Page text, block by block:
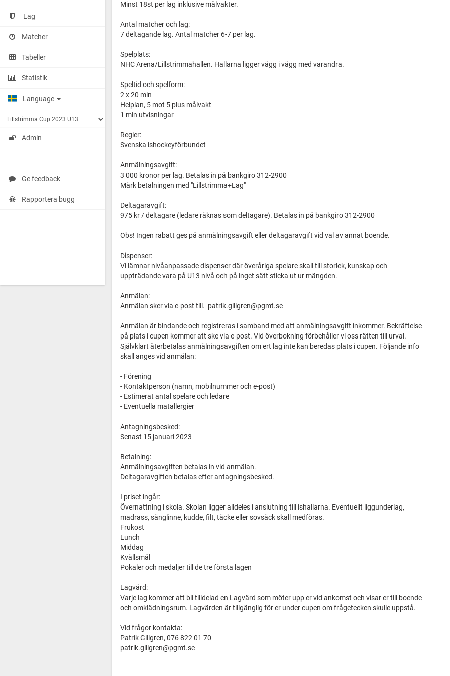
Lag
Matcher
Tabeller
Statistik
Language
Admin
Ge feedback
Rapportera bugg
Minst 18st per lag inklusive målvakter.
Antal matcher och lag:
7 deltagande lag. Antal matcher 6-7 per lag.
Spelplats:
NHC Arena/Lillstrimmahallen. Hallarna ligger vägg i vägg med varandra.
Speltid och spelform:
2 x 20 min
Helplan, 5 mot 5 plus målvakt
1 min utvisningar
Regler:
Svenska ishockeyförbundet
Anmälningsavgift:
3 000 kronor per lag. Betalas in på bankgiro 312-2900
Märk betalningen med "Lillstrimma+Lag"
Deltagaravgift:
975 kr / deltagare (ledare räknas som deltagare). Betalas in på bankgiro 312-2900
Obs! Ingen rabatt ges på anmälningsavgift eller deltagaravgift vid val av annat boende.
Dispenser:
Vi lämnar nivåanpassade dispenser där överåriga spelare skall till storlek, kunskap och
uppträdande vara på U13 nivå och på inget sätt sticka ut ur mängden.
Anmälan:
Anmälan sker via e-post till. patrik.gillgren@pgmt.se
Anmälan är bindande och registreras i samband med att anmälningsavgift inkommer. Bekräftelse
på plats i cupen kommer att ske via e-post. Vid överbokning förbehåller vi oss rätten till urval.
Självklart återbetalas anmälningsavgiften om ert lag inte kan beredas plats i cupen. Följande info
skall anges vid anmälan:
- Förening
- Kontaktperson (namn, mobilnummer och e-post)
- Estimerat antal spelare och ledare
- Eventuella matallergier
Antagningsbesked:
Senast 15 januari 2023
Betalning:
Anmälningsavgiften betalas in vid anmälan.
Deltagaravgiften betalas efter antagningsbesked.
I priset ingår:
Övernattning i skola. Skolan ligger alldeles i anslutning till ishallarna. Eventuellt liggunderlag,
madrass, sänglinne, kudde, filt, täcke eller sovsäck skall medföras.
Frukost
Lunch
Middag
Kvällsmål
Pokaler och medaljer till de tre första lagen
Lagvärd:
Varje lag kommer att bli tilldelad en Lagvärd som möter upp er vid ankomst och visar er till boende
och omklädningsrum. Lagvärden är tillgänglig för er under cupen om frågetecken skulle uppstå.
Vid frågor kontakta:
Patrik Gillgren, 076 822 01 70
patrik.gillgren@pgmt.se